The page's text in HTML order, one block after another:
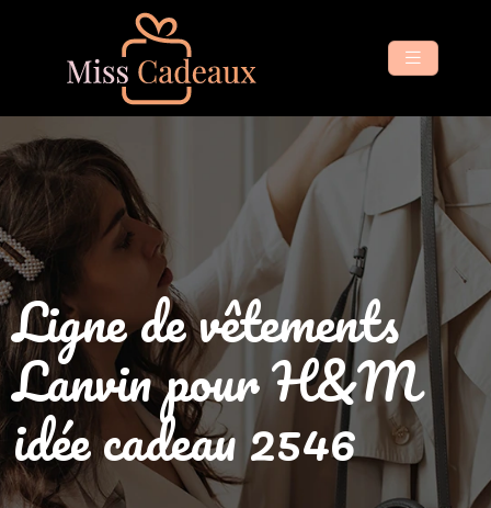
Ligne de vêtements
Lanvin pour H&M
idée cadeau 2546